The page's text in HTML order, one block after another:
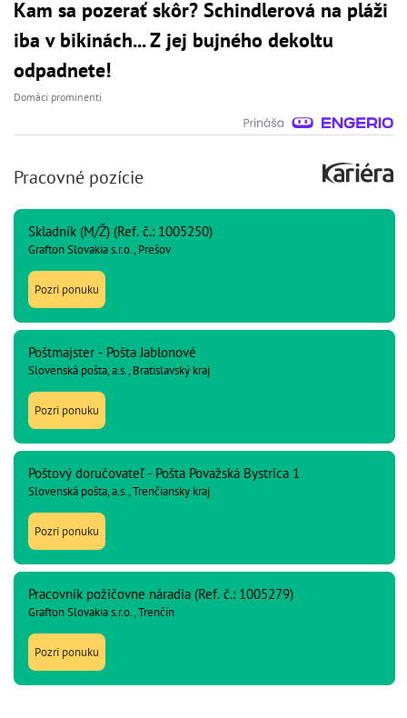
Kam sa pozerať skôr? Schindlerová na pláži
iba v bikinách... Z jej bujného dekoltu
odpadnete!
Domáci prominenti
Pracovné pozície
Skladník (M/Ž) (Ref. č.: 1005250)
Grafton Slovakia s.r.o., Prešov
Pozri ponuku
Poštmajster - Pošta Jablonové
Slovenská pošta, a.s., Bratislavský kraj
Pozri ponuku
Poštový doručovateľ - Pošta Považská Bystrica 1
Slovenská pošta, a.s., Trenčiansky kraj
Pozri ponuku
Pracovník požičovne náradia (Ref. č.: 1005279)
Grafton Slovakia s.r.o., Trenčín
Pozri ponuku